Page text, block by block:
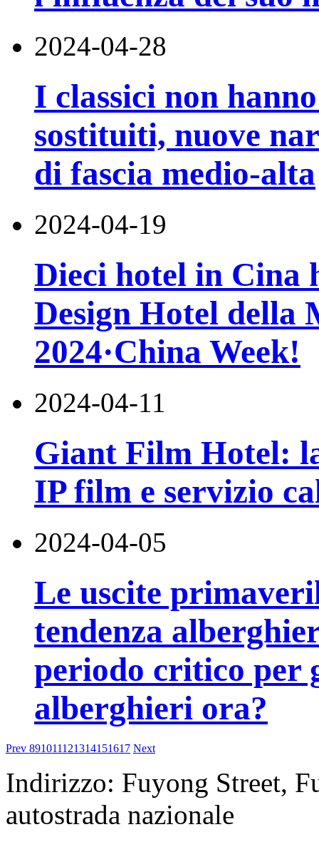
2024-04-28
I classici non
sostituiti, nuove
di fascia medio-alta
2024-04-19
Dieci hotel in Cina
Design Hotel della
2024·China Week!
2024-04-11
Giant Film Hotel:
IP film e servizio
2024-04-05
Le uscite
tendenza
periodo critico per
alberghieri ora?
Prev 891011121314151617 Next
Indirizzo: Fuyong Street,
autostrada nazionale